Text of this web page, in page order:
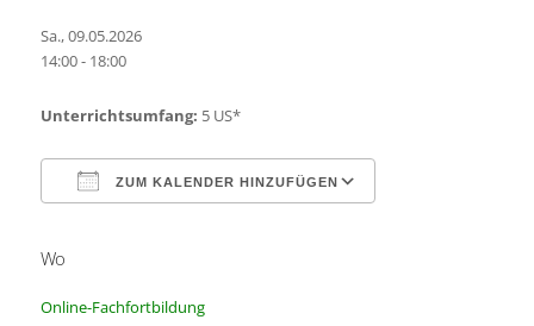
Sa., 09.05.2026
14:00 - 18:00
Unterrichtsumfang: 5 US*
ZUM KALENDER HINZUFÜGEN
Wo
Online-Fachfortbildung